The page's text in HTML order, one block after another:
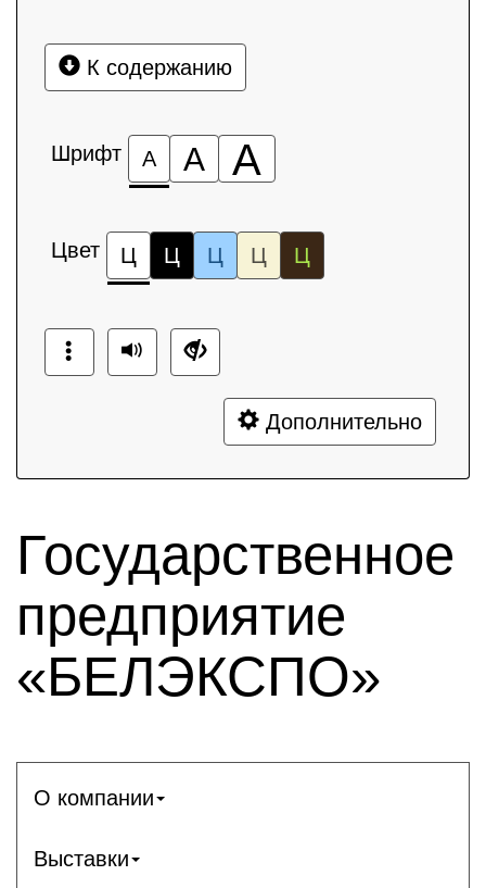
К содержанию
Шрифт А А А
Цвет Ц Ц Ц Ц Ц
Дополнительно
Государственное
предприятие
«БЕЛЭКСПО»
О компании
Выставки